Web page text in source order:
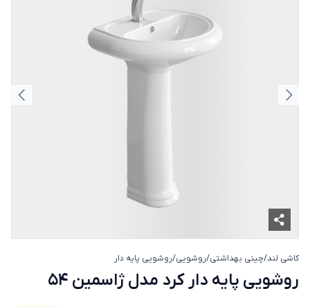
اسلاید قبلی
کاشی لند/چینی بهداشتی/روشویی/روشویی پایه دار
روشویی پایه دار کرد مدل ژاسمین
روشویی پایه دار کرد مدل ژاسمین 54